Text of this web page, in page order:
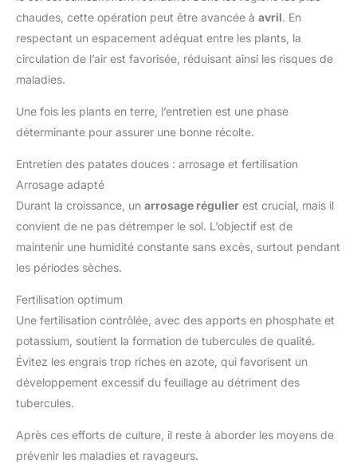
chaudes, cette opération peut être avancée à avril. En
respectant un espacement adéquat entre les plants, la
circulation de l’air est favorisée, réduisant ainsi les risques de
maladies.
Une fois les plants en terre, l’entretien est une phase
déterminante pour assurer une bonne récolte.
Entretien des patates douces : arrosage et fertilisation
Arrosage adapté
Durant la croissance, un arrosage régulier est crucial, mais il
convient de ne pas détremper le sol. L’objectif est de
maintenir une humidité constante sans excès, surtout pendant
les périodes sèches.
Fertilisation optimum
Une fertilisation contrôlée, avec des apports en phosphate et
potassium, soutient la formation de tubercules de qualité.
Évitez les engrais trop riches en azote, qui favorisent un
développement excessif du feuillage au détriment des
tubercules.
Après ces efforts de culture, il reste à aborder les moyens de
prévenir les maladies et ravageurs.